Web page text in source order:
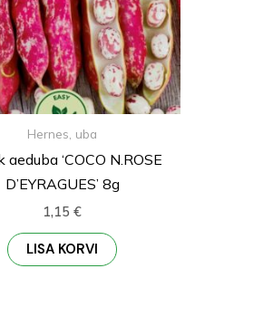
Hernes, uba
aeduba ‘COCO N.ROSE
D’EYRAGUES’ 8g
1,15 €
LISA KORVI